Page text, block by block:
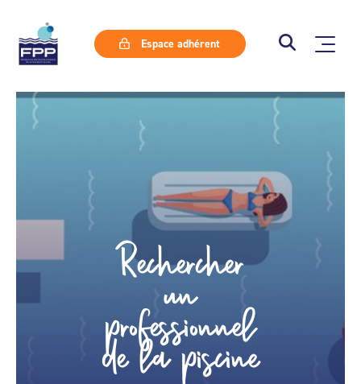
Espace adhérent
Rechercher
un
professionnel
de la piscine